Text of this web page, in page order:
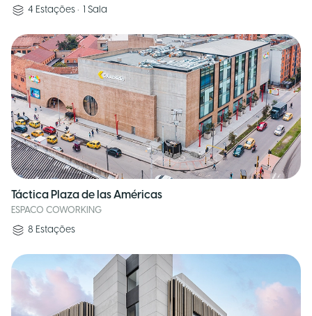
4 Estações • 1 Sala
Táctica Plaza de las Américas
ESPACO COWORKING
8 Estações